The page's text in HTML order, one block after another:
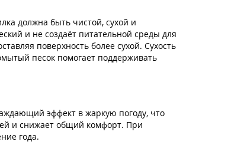
должна быть чистой, сухой и
и не создаёт питательной среды для
поверхность более сухой. Сухость
песок помогает поддерживать
эффект в жаркую погоду, что
и снижает общий комфорт. При
года.